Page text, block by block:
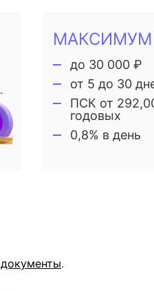
МАКСИМУМ
до 30 000 ₽
от 5 до 30
ПСК от
годовых
0,8% в день
документы.